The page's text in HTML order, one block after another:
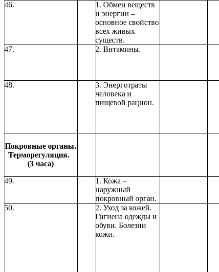
46.
1. Обмен веществ
и энергии –
основное свойство
всех живых
существ.
47.
2. Витамины.
48.
3. Энерготраты
человека и
пищевой рацион.
Покровные органы.
Терморегуляция.
(3 часа)
49.
1. Кожа –
наружный
покровный орган.
50.
2. Уход за кожей.
Гигиена одежды и
обуви. Болезни
кожи.